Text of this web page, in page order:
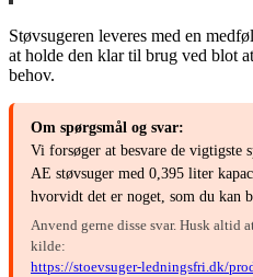
Støvsugeren leveres med en
at holde den klar til brug ved blot
behov.
Om spørgsmål og svar:
Vi forsøger at besvare de vigtigste
AE støvsuger med 0,395 liter
hvorvidt det er noget, som du kan
Anvend gerne disse svar. Husk altid
kilde:
https://stoevsuger-ledningsfri.dk/